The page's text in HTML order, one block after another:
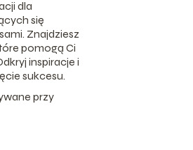
dla
się
Znajdziesz
pomogą Ci
inspiracje i
sukcesu.
przy